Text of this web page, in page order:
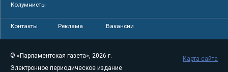
Колумнисты
Контакты Реклама Вакансии
© «Парламентская газета», 2026 г.
Электронное периодическое издание
Карта сайта